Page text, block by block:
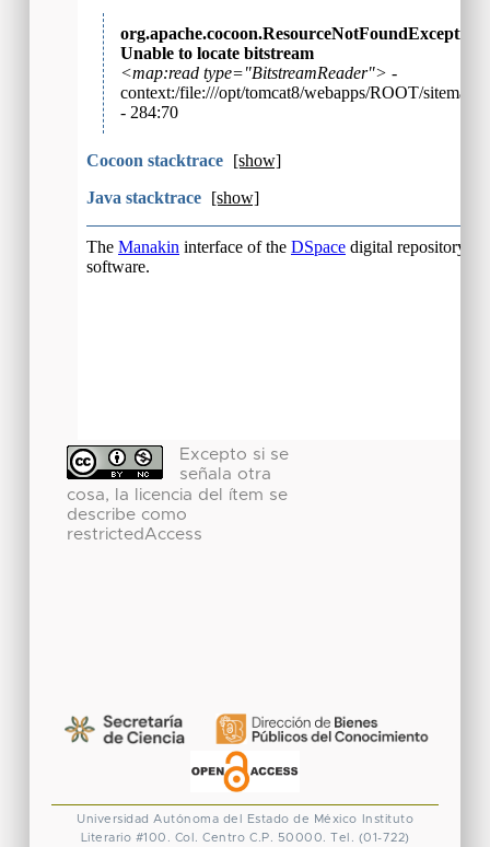
Excepto si se
señala otra
cosa, la licencia del ítem se
describe como
restrictedAccess
Universidad Autónoma del Estado de México
Instituto
Literario #100. Col. Centro C.P. 50000. Tel. (01-722)